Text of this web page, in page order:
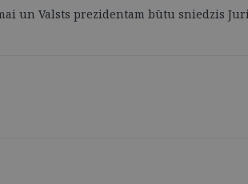
un Valsts prezidentam būtu sniedzis